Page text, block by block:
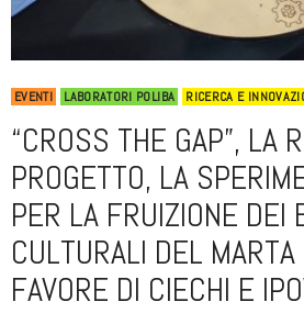
EVENTI LABORATORI POLIBA RICERCA E
“CROSS THE GAP”, LA
PROGETTO, LA
PER LA FRUIZIONE DEI
CULTURALI DEL
FAVORE DI CIECHI E